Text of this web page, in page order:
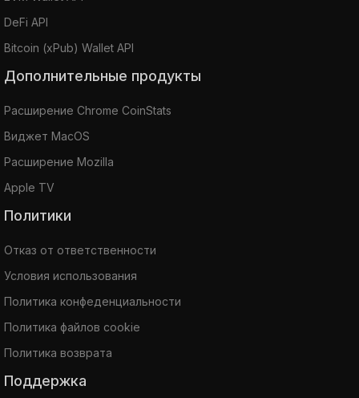
DeFi API
Bitcoin (xPub) Wallet API
Дополнительные продукты
Расширение Chrome CoinStats
Виджет MacOS
Расширение Mozilla
Apple TV
Политики
Отказ от ответственности
Условия использования
Политика конфеденциальности
Политика файлов cookie
Политика возврата
Поддержка